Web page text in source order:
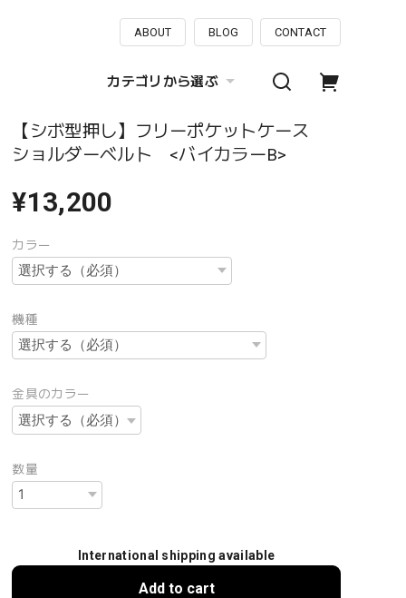
ABOUT BLOG CONTACT
カテゴリから選ぶ
【シボ型押し】フリーポケットケース
ショルダーベルト <バイカラーB>
¥13,200
カラー
機種
金具のカラー
数量
International shipping available
Add to cart